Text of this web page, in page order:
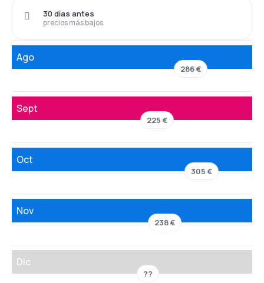
precios más bajos
30 días antes
Ago
286 €
Sept
225 €
Oct
305 €
Nov
238 €
Dic
??